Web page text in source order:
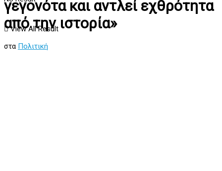
View All Result
γεγονότα και αντλεί εχθρότητα
από την ιστορία»
στα Πολιτική